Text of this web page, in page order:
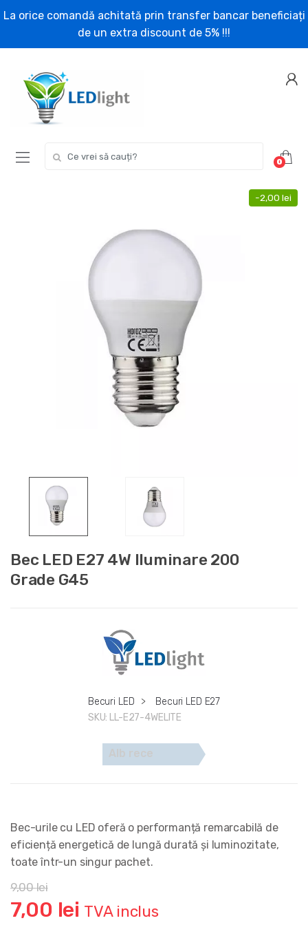
Skip
Skip
La orice comandă achitată prin transfer bancar beneficiați
de un extra discount de 5% !!!
0
-2,00 lei
Bec LED E27 4W Iluminare 200
Grade G45
Becuri LED >
Becuri LED E27
SKU: LL-E27-4WELITE
Alb rece
Bec-urile cu LED oferă o performanță remarcabilă de
eficiență energetică de lungă durată și luminozitate,
toate într-un singur pachet.
9,00lei
Prețul
7,00 lei Prețul
TVA inclus